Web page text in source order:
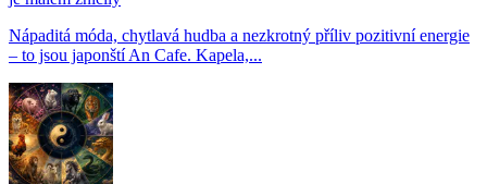
Nápaditá móda, chytlavá hudba a nezkrotný příliv pozitivní energie
– to jsou japonští An Cafe. Kapela,...